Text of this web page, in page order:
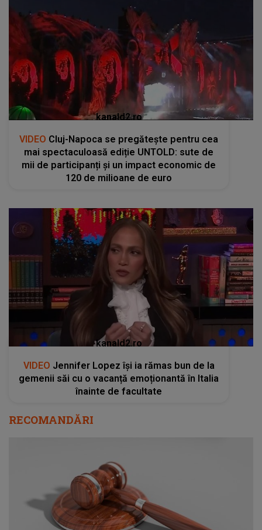
kanald2.ro
VIDEO Cluj-Napoca se pregătește pentru cea
mai spectaculoasă ediție UNTOLD: sute de
mii de participanți și un impact economic de
120 de milioane de euro
kanald2.ro
VIDEO Jennifer Lopez își ia rămas bun de la
gemenii săi cu o vacanță emoționantă în Italia
înainte de facultate
RECOMANDĂRI